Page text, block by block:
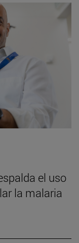
el uso
la malaria